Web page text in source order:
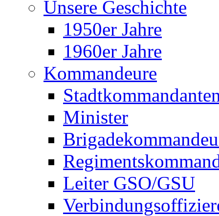
Unsere Geschichte
1950er Jahre
1960er Jahre
Kommandeure
Minister
Leiter GSO/GSU